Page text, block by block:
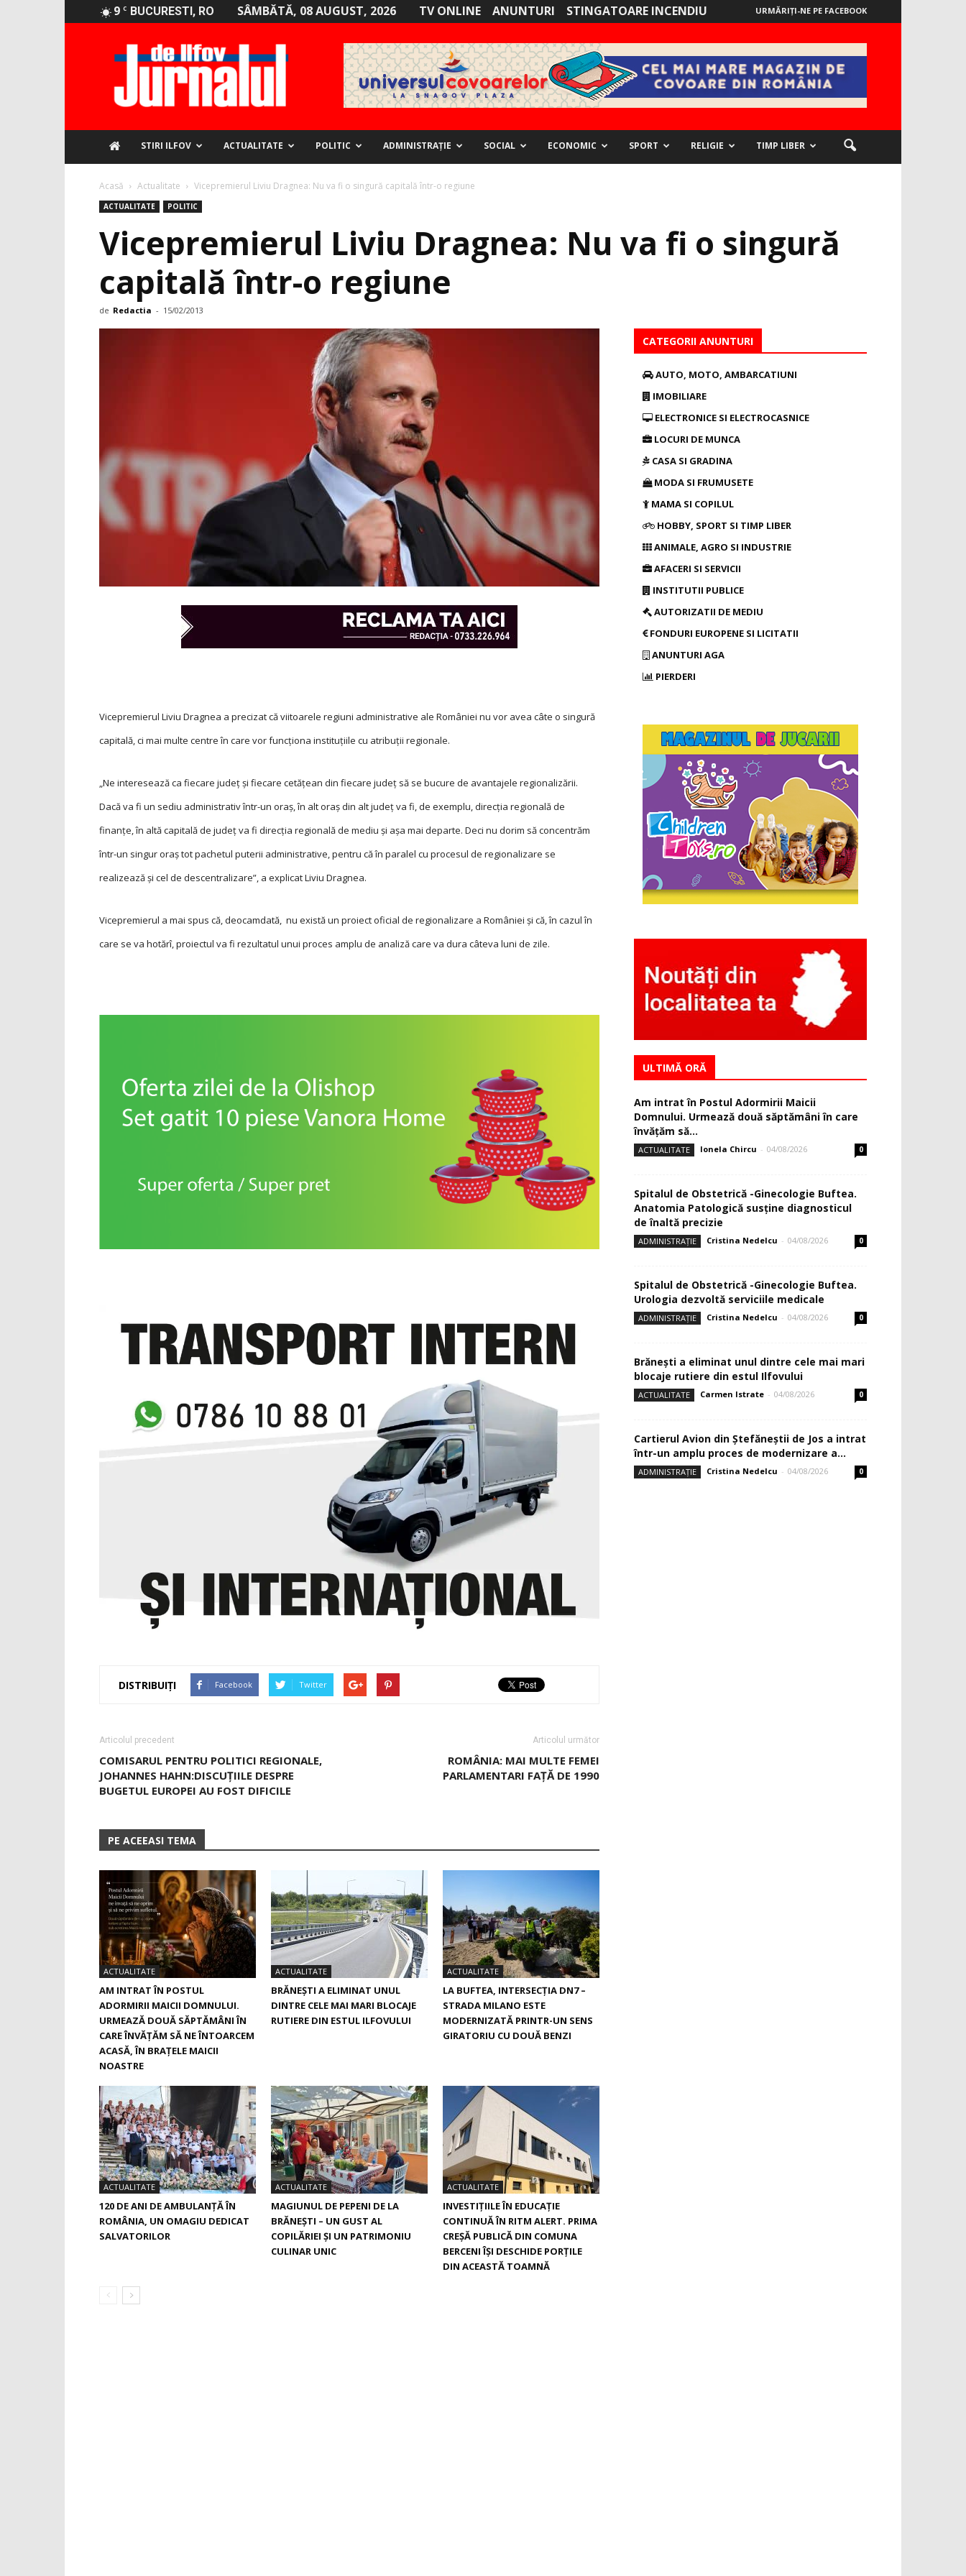
9 C BUCURESTI, RO SÂMBĂTĂ, 08 AUGUST, 2026 TV ONLINE ANUNTURI STINGATOARE INCENDIU URMĂRIȚI-NE PE FACEBOOK
STIRI ILFOV ACTUALITATE POLITIC ADMINISTRAȚIE SOCIAL ECONOMIC SPORT RELIGIE TIMP LIBER
Acasă Actualitate Vicepremierul Liviu Dragnea: Nu va fi o singură capitală într-o regiune
ACTUALITATE POLITIC
Vicepremierul Liviu Dragnea: Nu va fi o singură
capitală într-o regiune
de Redactia - 15/02/2013
Vicepremierul Liviu Dragnea a precizat că viitoarele regiuni administrative ale României nu vor avea câte o singură
capitală, ci mai multe centre în care vor funcţiona instituţiile cu atribuţii regionale.
„Ne interesează ca fiecare judeţ şi fiecare cetăţean din fiecare judeţ să se bucure de avantajele regionalizării.
Dacă va fi un sediu administrativ într-un oraş, în alt oraş din alt judeţ va fi, de exemplu, direcţia regională de
finanţe, în altă capitală de judeţ va fi direcţia regională de mediu şi aşa mai departe. Deci nu dorim să concentrăm
într-un singur oraş tot pachetul puterii administrative, pentru că în paralel cu procesul de regionalizare se
realizează şi cel de descentralizare”, a explicat Liviu Dragnea.
Vicepremierul a mai spus că, deocamdată, nu există un proiect oficial de regionalizare a României și că, în cazul în
care se va hotărî, proiectul va fi rezultatul unui proces amplu de analiză care va dura câteva luni de zile.
DISTRIBUIȚI Facebook Twitter
Articolul precedent
COMISARUL PENTRU POLITICI REGIONALE,
JOHANNES HAHN:DISCUȚIILE DESPRE
BUGETUL EUROPEI AU FOST DIFICILE
Articolul următor
ROMÂNIA: MAI MULTE FEMEI
PARLAMENTARI FAȚĂ DE 1990
PE ACEEASI TEMA
ACTUALITATE
AM INTRAT ÎN POSTUL
ADORMIRII MAICII DOMNULUI.
URMEAZĂ DOUĂ SĂPTĂMÂNI ÎN
CARE ÎNVĂŢĂM SĂ NE ÎNTOARCEM
ACASĂ, ÎN BRAŢELE MAICII
NOASTRE
ACTUALITATE
BRĂNEȘTI A ELIMINAT UNUL
DINTRE CELE MAI MARI BLOCAJE
RUTIERE DIN ESTUL ILFOVULUI
ACTUALITATE
LA BUFTEA, INTERSECŢIA DN7 –
STRADA MILANO ESTE
MODERNIZATĂ PRINTR-UN SENS
GIRATORIU CU DOUĂ BENZI
ACTUALITATE
120 DE ANI DE AMBULANȚĂ ÎN
ROMÂNIA, UN OMAGIU DEDICAT
SALVATORILOR
ACTUALITATE
MAGIUNUL DE PEPENI DE LA
BRĂNEŞTI – UN GUST AL
COPILĂRIEI ŞI UN PATRIMONIU
CULINAR UNIC
ACTUALITATE
INVESTIȚIILE ÎN EDUCAȚIE
CONTINUĂ ÎN RITM ALERT. PRIMA
CREŞĂ PUBLICĂ DIN COMUNA
BERCENI ÎŞI DESCHIDE PORŢILE
DIN ACEASTĂ TOAMNĂ
CATEGORII ANUNTURI
AUTO, MOTO, AMBARCATIUNI
IMOBILIARE
ELECTRONICE SI ELECTROCASNICE
LOCURI DE MUNCA
CASA SI GRADINA
MODA SI FRUMUSETE
MAMA SI COPILUL
HOBBY, SPORT SI TIMP LIBER
ANIMALE, AGRO SI INDUSTRIE
AFACERI SI SERVICII
INSTITUTII PUBLICE
AUTORIZATII DE MEDIU
FONDURI EUROPENE SI LICITATII
ANUNTURI AGA
PIERDERI
ULTIMĂ ORĂ
Am intrat în Postul Adormirii Maicii
Domnului. Urmează două săptămâni în care
învăţăm să...
ACTUALITATE Ionela Chircu - 04/08/2026 0
Spitalul de Obstetrică -Ginecologie Buftea.
Anatomia Patologică susţine diagnosticul
de înaltă precizie
ADMINISTRAȚIE Cristina Nedelcu - 04/08/2026 0
Spitalul de Obstetrică -Ginecologie Buftea.
Urologia dezvoltă serviciile medicale
ADMINISTRAȚIE Cristina Nedelcu - 04/08/2026 0
Brănești a eliminat unul dintre cele mai mari
blocaje rutiere din estul Ilfovului
ACTUALITATE Carmen Istrate - 04/08/2026 0
Cartierul Avion din Ştefăneştii de Jos a intrat
într-un amplu proces de modernizare a...
ADMINISTRAȚIE Cristina Nedelcu - 04/08/2026 0